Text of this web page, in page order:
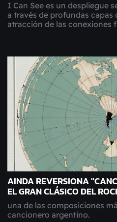
I Can See es un despliegue
a través de profundas capas
atracción de las conexiones
AINDA REVERSIONA
EL GRAN CLÁSICO DEL
una de las composiciones
cancionero argentino.